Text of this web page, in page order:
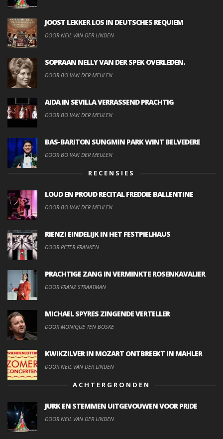
JOOST LEKKER LOS IN DEUTSCHES REQUIEM
DOOR NEIL VAN DER LINDEN
SOPRAAN NELLY VAN DER SPEK OVERLEDEN.
DOOR BO VAN DER MEULEN
AIDA IN SEVILLA VERRASSEND PRACHTIG
DOOR BO VAN DER MEULEN
BAS-BARITON SUNGMIN PARK WINT BELVEDERE
DOOR BO VAN DER MEULEN
RECENSIES
LOUD EN PROUD RECITAL FREDDIE BALLENTINE
DOOR BO VAN DER MEULEN
RIENZI EINDELIJK IN HET FESTPIELHAUS
DOOR PETER FRANKEN
PRACHTIGE ZANG IN VERMINKTE ROSENKAVALIER
DOOR FRANZ STRAATMAN
MICHAEL SPYRES ZINGENDE VERTELLER
DOOR MONIQUE TEN BOSKE
KWIKZILVER IN MOZART ONTBREEKT IN MAHLER
DOOR NEIL VAN DER LINDEN
ACHTERGRONDEN
JURK EN STEMMEN UITGEVOUWEN VOOR PRIDE
DOOR NEIL VAN DER LINDEN